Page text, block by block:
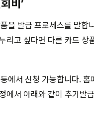
비’
을 발급 프로세스를 말합
리고 싶다면 다른 카드 상
에서 신청 가능합니다. 홈
에서 아래와 같이 추가발